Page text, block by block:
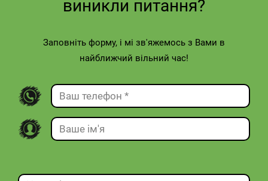
виникли питання?
Заповніть форму, і мі зв'яжемось з Вами в
найближчий вільний час!